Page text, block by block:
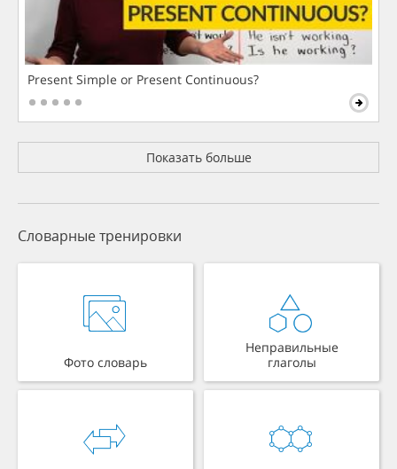
Present Simple or Present Continuous?
Показать больше
Словарные тренировки
Фото словарь
Неправильные
глаголы